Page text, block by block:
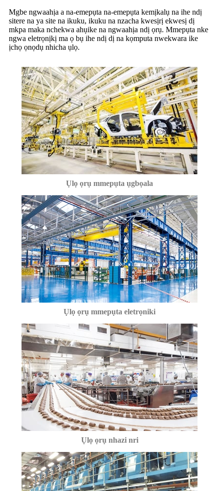
Mgbe ngwaahịa a na-emepụta na-emepụta kemịkalụ na ihe ndị
sitere na ya site na ikuku, ikuku na nzacha kwesịrị ekwesị dị
mkpa maka nchekwa ahụike na ngwaahịa ndị ọrụ. Mmepụta nke
ngwa eletrọnịkị ma ọ bụ ihe ndị dị na kọmputa nwekwara ike
ịchọ ọnọdụ nhicha ụlọ.
Ụlọ ọrụ mmepụta ụgbọala
Ụlọ ọrụ mmepụta eletrọniki
Ụlọ ọrụ nhazi nri